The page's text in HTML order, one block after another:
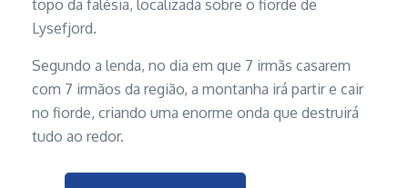
topo da falésia, localizada sobre o fiorde de
Lysefjord.
Segundo a lenda, no dia em que 7 irmãs casarem
com 7 irmãos da região, a montanha irá partir e cair
no fiorde, criando uma enorme onda que destruirá
tudo ao redor.